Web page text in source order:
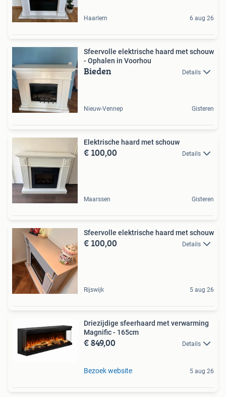
Haarlem 6 aug 26
Sfeervolle elektrische haard met schouw
- Ophalen in Voorhou
Bieden Details
Nieuw-Vennep Gisteren
Elektrische haard met schouw
€ 100,00 Details
Maarssen Gisteren
Sfeervolle elektrische haard met schouw
€ 100,00 Details
Rijswijk 5 aug 26
Driezijdige sfeerhaard met verwarming
Magnific - 165cm
€ 849,00 Details
Bezoek website 5 aug 26